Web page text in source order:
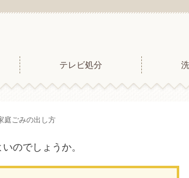
テレビ処分
庭ごみの出し方
のでしょうか。